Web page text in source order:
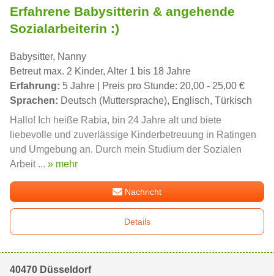
Erfahrene Babysitterin & angehende
Sozialarbeiterin :)
Babysitter, Nanny
Betreut max. 2 Kinder, Alter 1 bis 18 Jahre
Erfahrung: 5 Jahre | Preis pro Stunde: 20,00 - 25,00 €
Sprachen: Deutsch (Muttersprache), Englisch, Türkisch
Hallo! Ich heiße Rabia, bin 24 Jahre alt und biete
liebevolle und zuverlässige Kinderbetreuung in Ratingen
und Umgebung an. Durch mein Studium der Sozialen
Arbeit ... » mehr
Nachricht
Details
40470 Düsseldorf